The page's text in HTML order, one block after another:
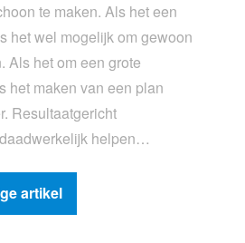
te maken. Als het een
het wel mogelijk om gewoon
Als het om een grote
het maken van een plan
Resultaatgericht
helpen…
artikel